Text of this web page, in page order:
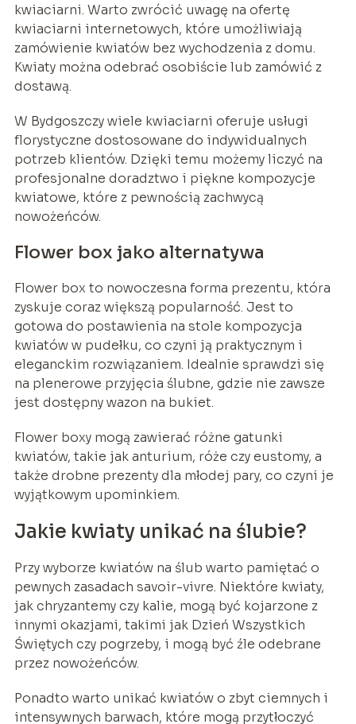
kwiaciarni. Warto zwrócić uwagę na ofertę
kwiaciarni internetowych, które umożliwiają
zamówienie kwiatów bez wychodzenia z domu.
Kwiaty można odebrać osobiście lub zamówić z
dostawą.
W Bydgoszczy wiele kwiaciarni oferuje usługi
florystyczne dostosowane do indywidualnych
potrzeb klientów. Dzięki temu możemy liczyć na
profesjonalne doradztwo i piękne kompozycje
kwiatowe, które z pewnością zachwycą
nowożeńców.
Flower box jako alternatywa
Flower box to nowoczesna forma prezentu, która
zyskuje coraz większą popularność. Jest to
gotowa do postawienia na stole kompozycja
kwiatów w pudełku, co czyni ją praktycznym i
eleganckim rozwiązaniem. Idealnie sprawdzi się
na plenerowe przyjęcia ślubne, gdzie nie zawsze
jest dostępny wazon na bukiet.
Flower boxy mogą zawierać różne gatunki
kwiatów, takie jak anturium, róże czy eustomy, a
także drobne prezenty dla młodej pary, co czyni je
wyjątkowym upominkiem.
Jakie kwiaty unikać na ślubie?
Przy wyborze kwiatów na ślub warto pamiętać o
pewnych zasadach savoir-vivre. Niektóre kwiaty,
jak chryzantemy czy kalie, mogą być kojarzone z
innymi okazjami, takimi jak Dzień Wszystkich
Świętych czy pogrzeby, i mogą być źle odebrane
przez nowożeńców.
Ponadto warto unikać kwiatów o zbyt ciemnych i
intensywnych barwach, które mogą przytłoczyć